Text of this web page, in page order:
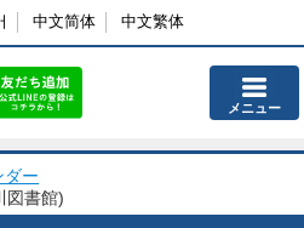
中文简体 中文繁体
メニュー
ダー
図書館)